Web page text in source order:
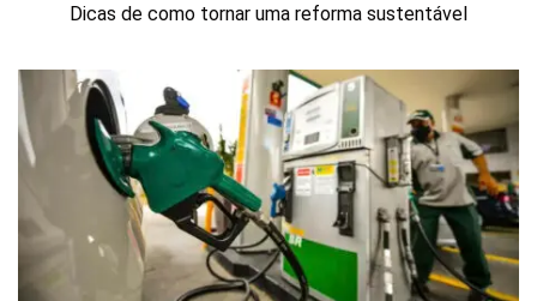
Dicas de como tornar uma reforma sustentável